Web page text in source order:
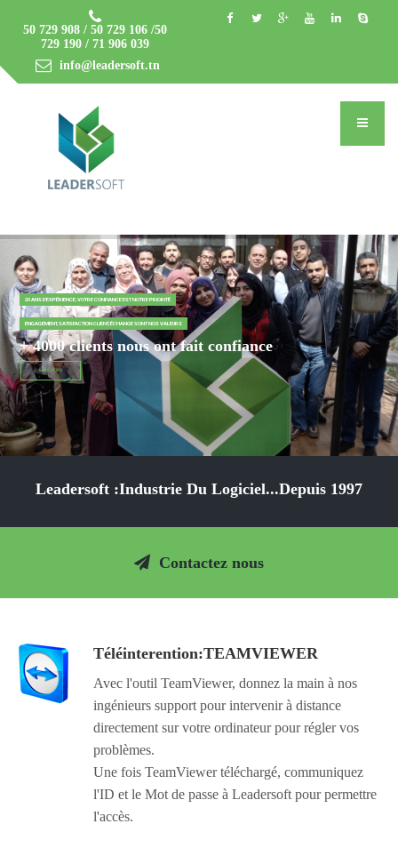
50 729 908 / 50 729 106 /50
729 190 / 71 906 039
info@leadersoft.tn
20 ANS D'EXPÉRIENCE, VOTRE CONFIANCE EST NOTRE PRIORITÉ
ENGAGEMENT, SATISFACTION CLIENT, ÉCHANGE SONT NOS VALEURS
+ 4000 clients nous ont fait confiance
LIRE PLUS
Leadersoft :Industrie Du Logiciel...Depuis 1997
Contactez nous
Téléinterention:TEAMVIEWER
Avec l'outil TeamViewer, donnez la main à nos
ingénieurs support pour intervenir à distance
directement sur votre ordinateur pour régler vos
problèmes.
Une fois TeamViewer téléchargé, communiquez
l'ID et le Mot de passe à Leadersoft pour permettre
l'accès.